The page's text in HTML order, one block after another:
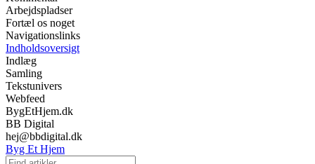
Arbejdspladser
Fortæl os noget
Navigationslinks
Indholdsoversigt
Indlæg
Samling
Tekstunivers
Webfeed
BygEtHjem.dk
BB Digital
hej@bbdigital.dk
Byg Et Hjem